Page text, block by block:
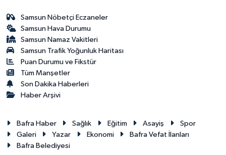
Samsun Nöbetçi Eczaneler
Samsun Hava Durumu
Samsun Namaz Vakitleri
Samsun Trafik Yoğunluk Haritası
Puan Durumu ve Fikstür
Tüm Manşetler
Son Dakika Haberleri
Haber Arşivi
Bafra Haber Sağlık Eğitim Asayiş
Spor
Galeri
Yazar Ekonomi
Bafra Vefat İlanları
Bafra Belediyesi